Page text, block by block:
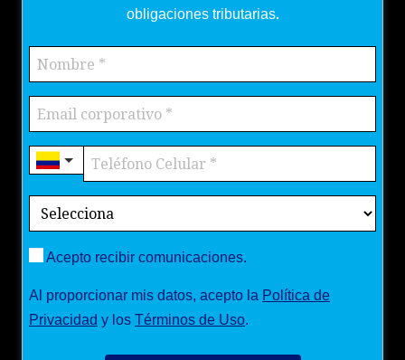
obligaciones tributarias.
Acepto recibir comunicaciones.
Al proporcionar mis datos, acepto la Política de
Privacidad y los Términos de Uso.